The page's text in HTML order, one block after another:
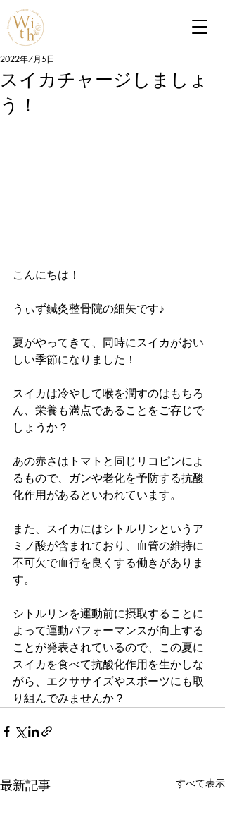
スイカチャージしましょ
う！
2022年7月5日
こんにちは！
うぃず鍼灸整骨院の細矢です♪
夏がやってきて、同時にスイカがおい
しい季節になりました！
スイカは冷やして喉を潤すのはもちろ
ん、栄養も満点であることをご存じで
しょうか？
あの赤さはトマトと同じリコピンによ
るもので、ガンや老化を予防する抗酸
化作用があるといわれています。
また、スイカにはシトルリンというア
ミノ酸が含まれており、血管の維持に
不可欠で血行を良くする働きがありま
す。
シトルリンを運動前に摂取することに
よって運動パフォーマンスが向上する
ことが発表されているので、この夏に
スイカを食べて抗酸化作用を生かしな
がら、エクササイズやスポーツにも取
り組んでみませんか？
最新記事 すべて表示